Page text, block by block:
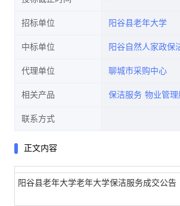
招标单位 阳谷县老年大学
中标单位 阳谷自然人家政保
代理单位 聊城市采购中心
相关产品 保洁服务 物业管理
联系方式
正文内容
阳谷县老年大学老年大学保洁服务成交公告